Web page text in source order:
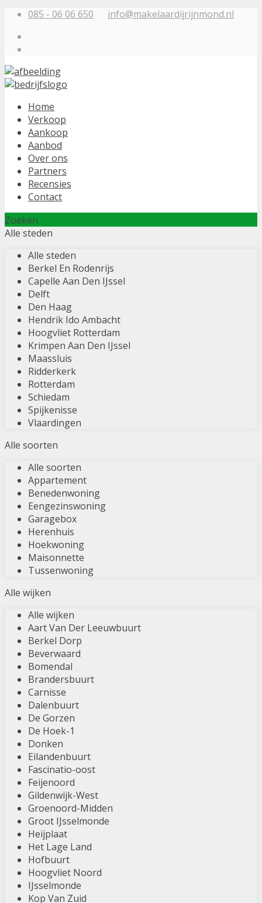
085 - 06 06 650
info@makelaardijrijnmond.nl
Home
Verkoop
Aankoop
Aanbod
Over ons
Partners
Recensies
Contact
Zoeken
Alle steden
Alle steden
Berkel En Rodenrijs
Capelle Aan Den IJssel
Delft
Den Haag
Hendrik Ido Ambacht
Hoogvliet Rotterdam
Krimpen Aan Den IJssel
Maassluis
Ridderkerk
Rotterdam
Schiedam
Spijkenisse
Vlaardingen
Alle soorten
Alle soorten
Appartement
Benedenwoning
Eengezinswoning
Garagebox
Herenhuis
Hoekwoning
Maisonnette
Tussenwoning
Alle wijken
Alle wijken
Aart Van Der Leeuwbuurt
Berkel Dorp
Beverwaard
Bomendal
Brandersbuurt
Carnisse
Dalenbuurt
De Gorzen
De Hoek-1
Donken
Eilandenbuurt
Fascinatio-oost
Feijenoord
Gildenwijk-West
Groenoord-Midden
Groot IJsselmonde
Heijplaat
Het Lage Land
Hofbuurt
Hoogvliet Noord
IJsselmonde
Kop Van Zuid